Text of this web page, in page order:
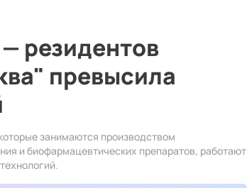
резидентов
превысила
занимаются производством
и биофармацевтических препаратов, работают